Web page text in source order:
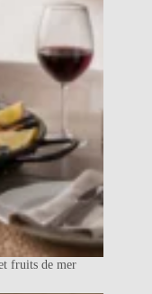
fruits de mer